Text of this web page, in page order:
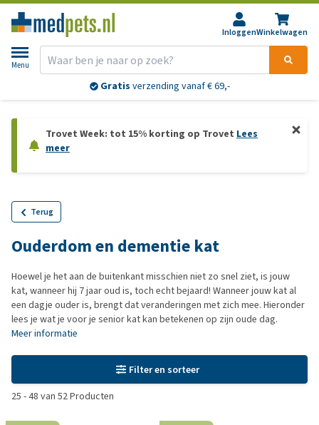
InloggenWinkelwagen
Menu
Gratis verzending vanaf € 69,-
Trovet Week: tot 15% korting op Trovet Lees
meer
Terug
Ouderdom en dementie kat
Hoewel je het aan de buitenkant misschien niet zo snel ziet, is jouw
kat, wanneer hij 7 jaar oud is, toch echt bejaard! Wanneer jouw kat al
een dagje ouder is, brengt dat veranderingen met zich mee. Hieronder
lees je wat je voor je senior kat kan betekenen op zijn oude dag.
Meer informatie
Filter en sorteer
25 -48 van 52Producten